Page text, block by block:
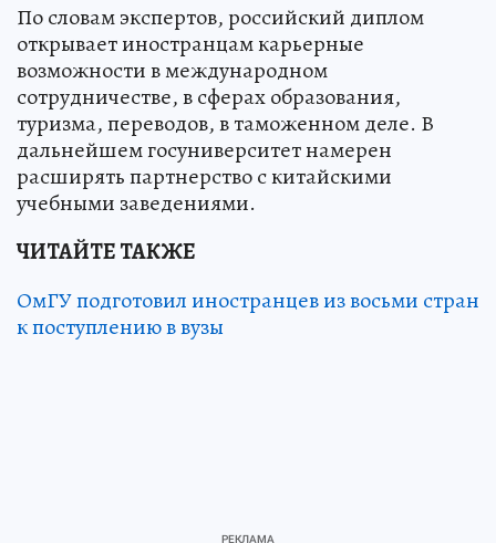
По словам экспертов, российский диплом
открывает иностранцам карьерные
возможности в международном
сотрудничестве, в сферах образования,
туризма, переводов, в таможенном деле. В
дальнейшем госуниверситет намерен
расширять партнерство с китайскими
учебными заведениями.
ЧИТАЙТЕ ТАКЖЕ
ОмГУ подготовил иностранцев из восьми стран
к поступлению в вузы